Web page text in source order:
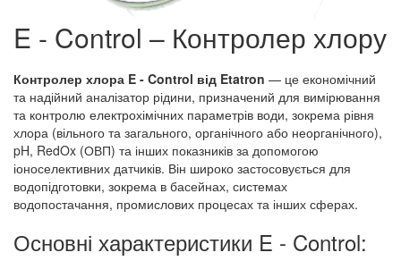
E - Control – Контролер хлору
Контролер хлора E - Control від Etatron — це економічний
та надійний аналізатор рідини, призначений для вимірювання
та контролю електрохімічних параметрів води, зокрема рівня
хлора (вільного та загального, органічного або неорганічного),
pH, RedOx (ОВП) та інших показників за допомогою
іоноселективних датчиків. Він широко застосовується для
водопідготовки, зокрема в басейнах, системах
водопостачання, промислових процесах та інших сферах.
Основні характеристики E - Control: